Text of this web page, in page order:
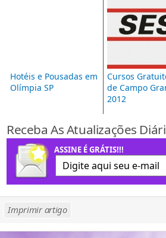
Hotéis e Pousadas em
Olímpia SP
Cursos
de Campo
2012
Receba As Atualizações
ASSINE É GRÁTIS!!!
Imprimir artigo